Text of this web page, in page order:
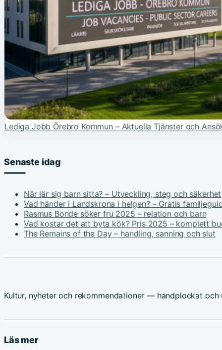
Lediga Jobb Örebro Kommun – Aktuella Tjänster och
Senaste idag
När lär sig barn sitta? – Utveckling, steg och säkerhet
Vad händer i Landskrona i helgen? – Gratis
Rasmus Bonde söker fru 2025 – relation och barn
Vad kostar det att byta kök? Pris 2025 – komplett
The Remains of the Day – handling, sanning och slut
Kultur, nyheter och rekommendationer — handplockat
Läs mer